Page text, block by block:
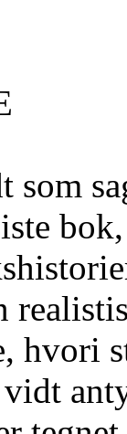
som
hvori